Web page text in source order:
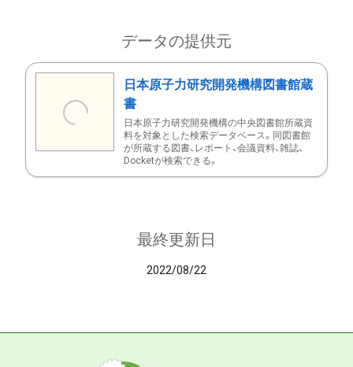
データの提供元
日本原子力研究開発機構図書館蔵
書
日本原子力研究開発機構の中央図書館所蔵資
料を対象とした検索データベース。同図書館
が所蔵する図書、レポート、会議資料、雑誌、
Docketが検索できる。
最終更新日
2022/08/22